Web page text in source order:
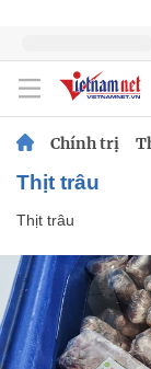
Chính trị
thịt trâu
Thịt trâu